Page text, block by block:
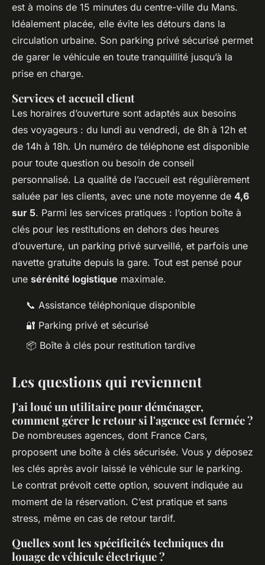
est à moins de 15 minutes du centre-ville du Mans.
Idéalement placée, elle évite les détours dans la
circulation urbaine. Son parking privé sécurisé permet
de garer le véhicule en toute tranquillité jusqu’à la
prise en charge.
Services et accueil client
Les horaires d’ouverture sont adaptés aux besoins
des voyageurs : du lundi au vendredi, de 8h à 12h et
de 14h à 18h. Un numéro de téléphone est disponible
pour toute question ou besoin de conseil
personnalisé. La qualité de l’accueil est régulièrement
saluée par les clients, avec une note moyenne de 4,6
sur 5. Parmi les services pratiques : l’option boîte à
clés pour les restitutions en dehors des heures
d’ouverture, un parking privé surveillé, et parfois une
navette gratuite depuis la gare. Tout est pensé pour
une sérénité logistique maximale.
📞 Assistance téléphonique disponible
🔐 Parking privé et sécurisé
📦 Boîte à clés pour restitution tardive
Les questions qui reviennent
J'ai loué un utilitaire pour déménager,
comment gérer le retour si l'agence est fermée ?
De nombreuses agences, dont France Cars,
proposent une boîte à clés sécurisée. Vous y déposez
les clés après avoir laissé le véhicule sur le parking.
Le contrat prévoit cette option, souvent indiquée au
moment de la réservation. C’est pratique et sans
stress, même en cas de retour tardif.
Quelles sont les spécificités techniques du
louage de véhicule électrique ?